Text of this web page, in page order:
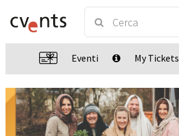
Eventi My Tickets